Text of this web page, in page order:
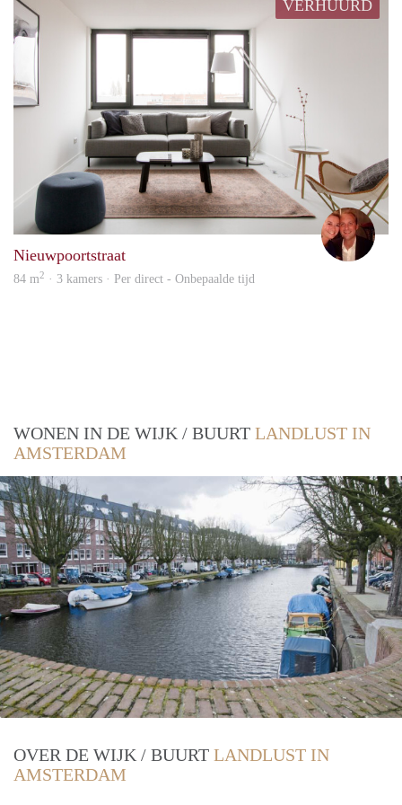
VERHUURD
Nieuwpoortstraat
84 m2 · 3 kamers · Per direct - Onbepaalde tijd
WONEN IN DE WIJK / BUURT LANDLUST IN
AMSTERDAM
OVER DE WIJK / BUURT LANDLUST IN
AMSTERDAM